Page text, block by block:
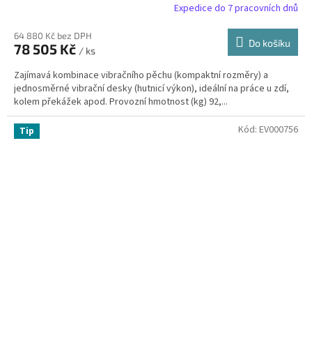
Expedice do 7 pracovních dnů
64 880 Kč bez DPH
78 505 Kč / ks
Do košíku
Zajímavá kombinace vibračního pěchu (kompaktní rozměry) a
jednosměrné vibrační desky (hutnicí výkon), ideální na práce u zdí,
kolem překážek apod. Provozní hmotnost (kg) 92,...
Tip Kód: EV000756